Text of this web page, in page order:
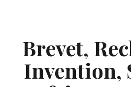
Brevet,
Invention,